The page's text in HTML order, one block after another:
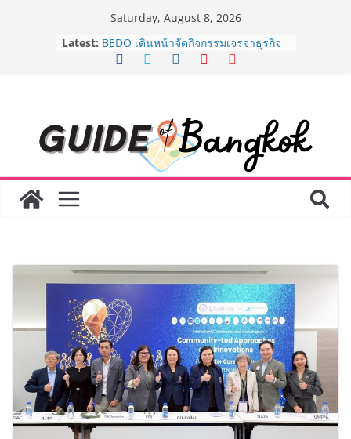
Saturday, August 8, 2026
Latest: AirAsia X SEE FAH พันธมิตรทางธุรกิจ
ยาวนานกว่า 20 ปี ต่อยอดเสิร์ฟความ
“BIO TRADE CONNECT 2026” ยก
ระดับผลิตภัณฑ์ท้องถิ่นสู่ตลาดเชิง
พาณิชย์อย่างยั่งยืน
“ตลาดดอกไม้สี่มุมเมือง” ศูนย์รวมดอกไม้
สด ดอกไม้ประดิษฐ์ พวงมาลัย และสังฆ
ทัศน์การศึกษาที่พร้อมรับอนาคต “เราไม่
ได้เตรียมนักเรียนเพียงเพื่อก้าวเข้าสู่
มหาวิทยาลัยเท่านั้น แต่ยังเตรียมพวก
เขาให้พร้อมเป็นผู้กำหนดอนาคต”
8.8 “ซูเลียน” รวมพลังนักธุรกิจทั่ว
ประเทศ จัดประชุมใหญ่แห่งปี พบ CEO
“ดร.ปิยะวัฒน์” ถ่ายทอดวิสัยทัศน์ธุรกิจ
พร้อมฟรีคอนเสิร์ต “โชค รถแห่” ยกวง